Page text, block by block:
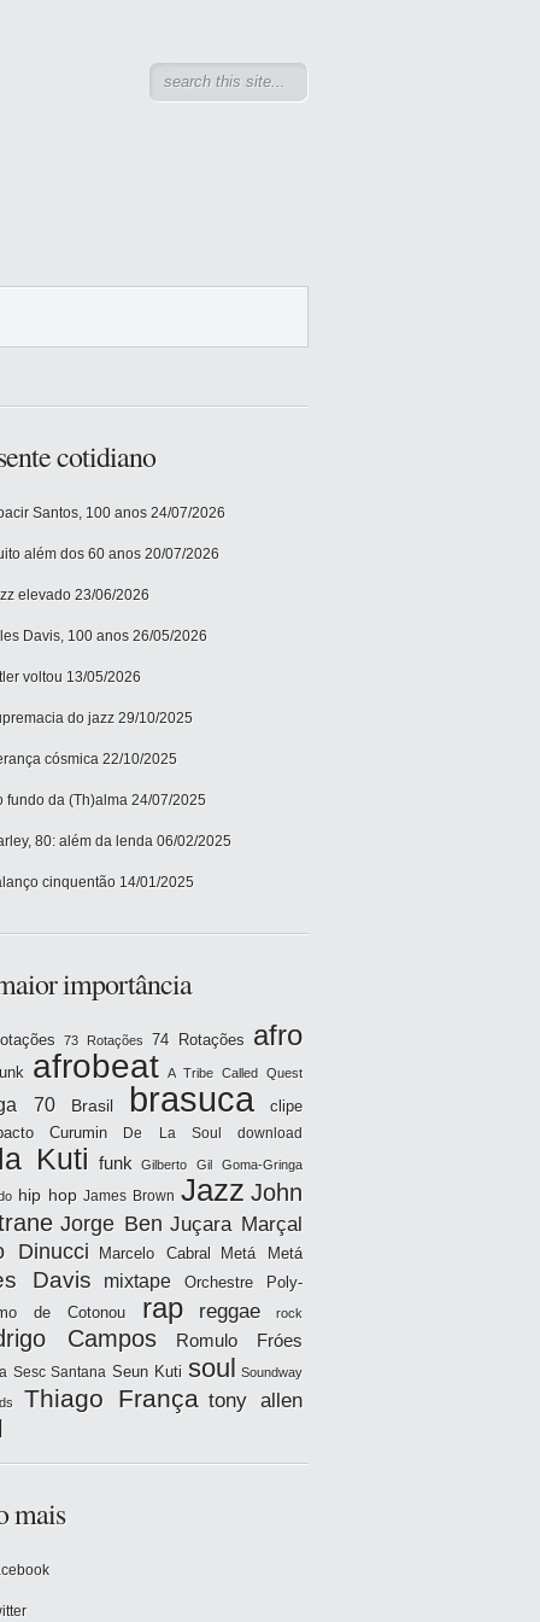
cotidiano
Santos, 100 anos 24/07/2026
além dos 60 anos 20/07/2026
elevado 23/06/2026
Davis, 100 anos 26/05/2026
voltou 13/05/2026
do jazz 29/10/2025
cósmica 22/10/2025
fundo da (Th)alma 24/07/2025
80: além da lenda 06/02/2025
cinquentão 14/01/2025
importância
73 Rotações 74 Rotações afro
afrobeat A Tribe Called Quest
70 Brasil brasuca
clipe
Curumin De La Soul download
Kuti funk Gilberto Gil Goma-Gringa
hip hop James Brown Jazz John
Jorge Ben Juçara Marçal
Dinucci Marcelo Cabral Metá Metá
Davis mixtape
Orchestre Poly-
de Cotonou
rap reggae rock
Campos Romulo Fróes
Sesc Santana Seun Kuti soul Soundway
Thiago França tony allen
mais